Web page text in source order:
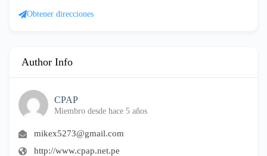
Obtener direcciones
Author Info
CPAP
Miembro desde hace 5 años
mikex5273@gmail.com
http://www.cpap.net.pe